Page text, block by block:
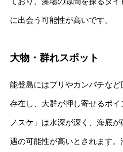
に出会う可能性が高いです。
大物・群れスポット
能登島にはブリやカンパチな
存在し、大群が押し寄せるポ
ノスケ」は水深が深く、海底
遇の可能性が高いとされます